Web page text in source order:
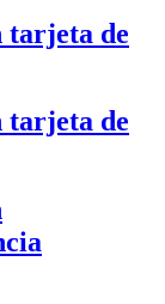
tarjeta de
tarjeta de